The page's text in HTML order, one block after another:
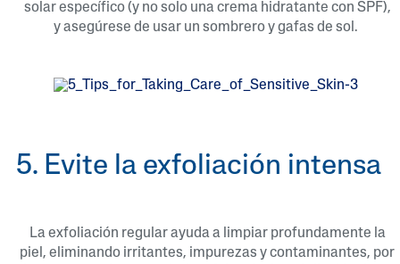
solar específico (y no solo una crema hidratante con SPF),
y asegúrese de usar un sombrero y gafas de sol.
5. Evite la exfoliación intensa
La exfoliación regular ayuda a limpiar profundamente la
piel, eliminando irritantes, impurezas y contaminantes, por